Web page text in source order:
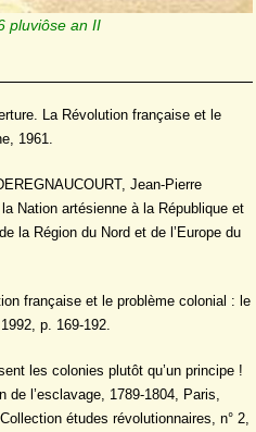
pluviôse an II
La Révolution française et le
1961.
Jean-Pierre
Nation artésienne à la République et
la Région du Nord et de l’Europe du
française et le problème colonial : le
p. 169-192.
les colonies plutôt qu’un principe !
de l’esclavage, 1789-1804, Paris,
études révolutionnaires, n° 2,